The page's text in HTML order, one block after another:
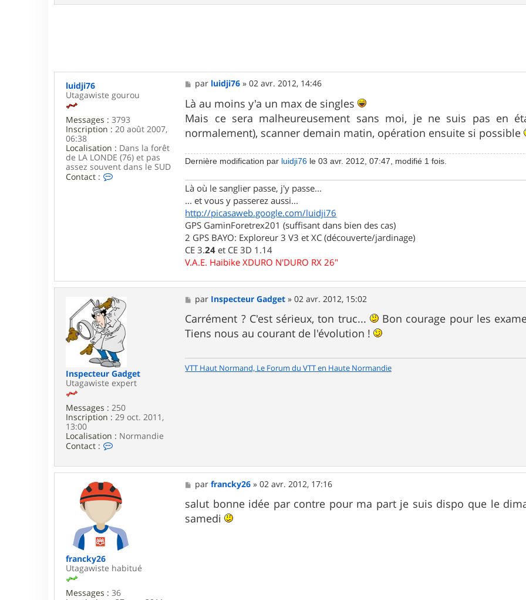
p
c
t
e
r
G
a
luidji76
Utagawiste gourou
Messages : 3793
Inscription : 20 août 2007,
06:38
Localisation : Dans la forêt
de LA LONDE (76) et pas
assez souvent dans le SUD
Contact :
i
d
j
i
7
6
M
e
s
s
a
g
e
par luidji76 »02 avr. 2012, 14:46
Là au moins y'a un max de singles
Mais ce sera malheureusement sans moi, je ne suis pas en
normalement), scanner demain matin, opération ensuite si possible
Dernière modification par luidji76 le 03 avr. 2012, 07:47, modifié 1 fois.
Là où le sanglier passe, j'y passe...
... et vous y passerez aussi...
http://picasaweb.google.com/luidji76
GPS GaminForetrex201 (suffisant dans bien des cas)
2 GPS BAYO: Exploreur 3 V3 et XC (découverte/jardinage)
CE 3.24 et CE 3D 1.14
V.A.E. Haibike XDURO N'DURO RX 26"
Inspecteur Gadget
Utagawiste expert
Messages : 250
Inscription : 29 oct. 2011,
13:00
Localisation : Normandie
Contact :
t
c
t
e
I
n
s
e
e
M
e
s
s
a
par Inspecteur Gadget »02 avr. 2012, 15:02
Carrément ? C'est sérieux, ton truc...
Bon courage pour les
Tiens nous au courant de l'évolution !
VTT Haut Normand, Le Forum du VTT en Haute Normandie
francky26
Utagawiste habitué
Messages : 36
M
e
s
s
a
parfrancky26 »02 avr. 2012, 17:16
salut bonne idée par contre pour ma part je suis dispo que le
samedi